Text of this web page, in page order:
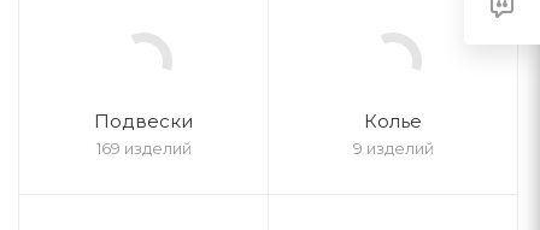
Подвески
169 изделий
Колье
9 изделий